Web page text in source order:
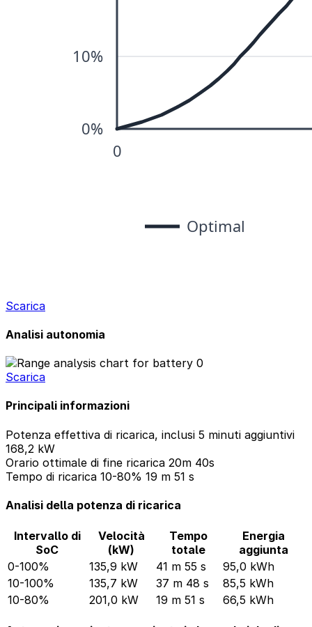
Scarica
Analisi autonomia
Scarica
Principali informazioni
Potenza effettiva di ricarica, inclusi 5 minuti aggiuntivi
168,2 kW
Orario ottimale di fine ricarica 20m 40s
Tempo di ricarica 10-80% 19 m 51 s
Analisi della potenza di ricarica
Intervallo di
SoC
Velocità
(kW)
Tempo
totale
Energia
aggiunta
0-100%
135,9 kW 41 m 55 s
95,0 kWh
10-100%
135,7 kW 37 m 48 s
85,5 kWh
10-80%
201,0 kW 19 m 51 s 66,5 kWh